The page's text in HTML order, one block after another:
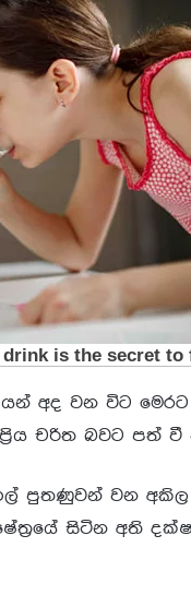
අද වන විට
චරිත බවට පත් වී
පුතණුවන් වන
සිටින අති